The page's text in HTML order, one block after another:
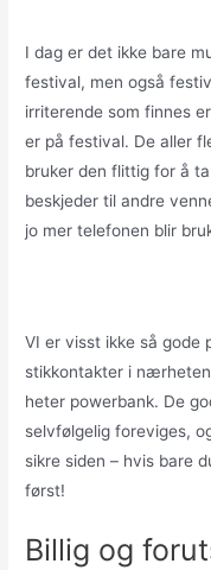
I dag er det ikke bare
festival, men også
irriterende som finnes
er på festival. De aller
bruker den flittig for å
beskjeder til andre
jo mer telefonen blir
VI er visst ikke så gode
stikkontakter i
heter powerbank. De
selvfølgelig foreviges,
sikre siden – hvis bare
først!
Billig og